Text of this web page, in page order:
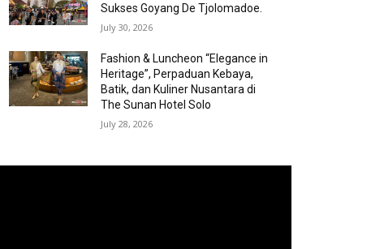
Sukses Goyang De Tjolomadoe.
July 30, 2026
Fashion & Luncheon “Elegance in
Heritage”, Perpaduan Kebaya,
Batik, dan Kuliner Nusantara di
The Sunan Hotel Solo
July 28, 2026